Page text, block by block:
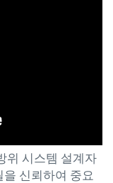
위 시스템 설계자
을 신뢰하여 중요